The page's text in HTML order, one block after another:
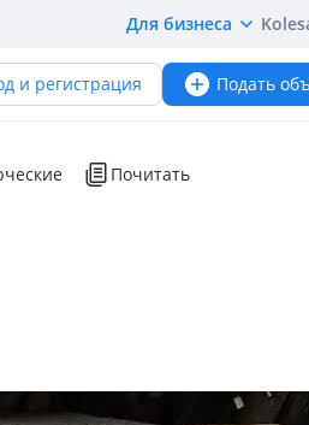
Для бизнеса
и регистрация Подать
Почитать